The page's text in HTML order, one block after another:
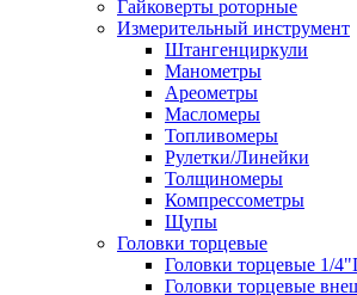
Гайковерты роторные
Измерительный инструмент
Штангенциркули
Манометры
Ареометры
Масломеры
Топливомеры
Рулетки/Линейки
Толщиномеры
Компрессометры
Щупы
Головки торцевые
Головки торцевые 1/
Головки торцевые